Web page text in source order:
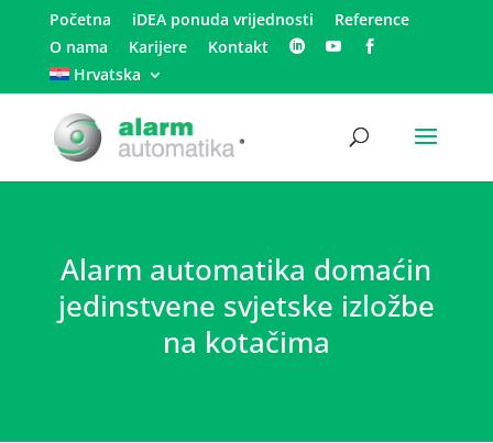
Početna iDEA ponuda vrijednosti
Reference
O nama
Karijere
Kontakt
Hrvatska
Alarm automatika domaćin
jedinstvene svjetske izložbe
na kotačima